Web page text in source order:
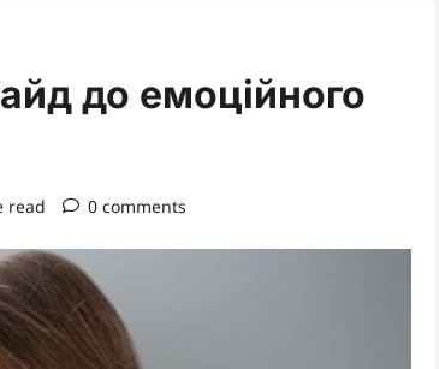
до емоційного
read 0 comments